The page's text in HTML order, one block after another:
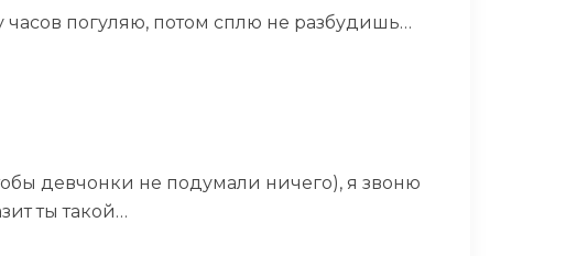
часов погуляю, потом сплю не разбудишь…
девчонки не подумали ничего), я звоню
ты такой…